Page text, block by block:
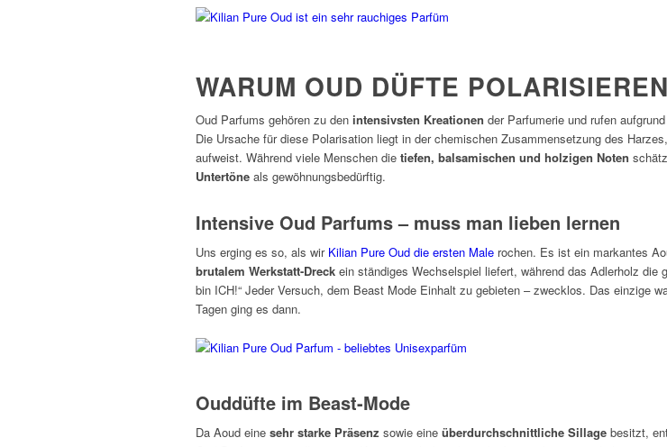
WARUM OUD DÜFTE POLARISIEREN
Oud Parfums gehören zu den intensivsten Kreationen der Parfumerie und rufen
Die Ursache für diese Polarisation liegt in der chemischen Zusammensetzung des
aufweist. Während viele Menschen die tiefen, balsamischen und holzigen Noten
Untertöne als gewöhnungsbedürftig.
Intensive Oud Parfums – muss man lieben lernen
Uns erging es so, als wir Kilian Pure Oud die ersten Male rochen. Es ist ein markantes
brutalem Werkstatt-Dreck ein ständiges Wechselspiel liefert, während das Adlerholz die
bin ICH!“ Jeder Versuch, dem Beast Mode Einhalt zu gebieten – zwecklos. Das einzige
Tagen ging es dann.
Ouddüfte im Beast-Mode
Da Aoud eine sehr starke Präsenz sowie eine überdurchschnittliche Sillage besitzt,